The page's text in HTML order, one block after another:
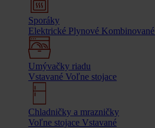
Sporáky
Elektrické Plynové Kombinované
Umývačky riadu
Vstavané Voľne stojace
Chladničky a mrazničky
Voľne stojace Vstavané